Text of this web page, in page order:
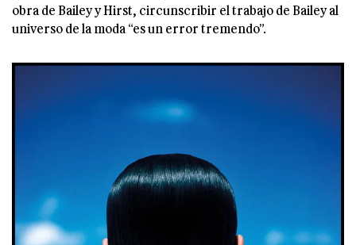
obra de Bailey y Hirst, circunscribir el trabajo de Bailey al
universo de la moda “es un error tremendo”.